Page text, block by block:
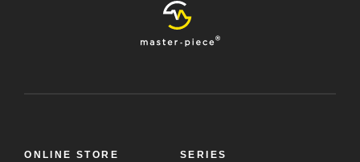
master-
Online
ONLINE STORE SERIES